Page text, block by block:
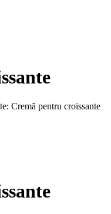
Cremă pentru croissante